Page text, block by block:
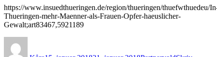
https://www.insuedthueringen.de/region/thueringen/thuefwthuedeu/
Thueringen-mehr-Maenner-als-Frauen-Opfer-haeuslicher-
Gewalt;art83467,5921189